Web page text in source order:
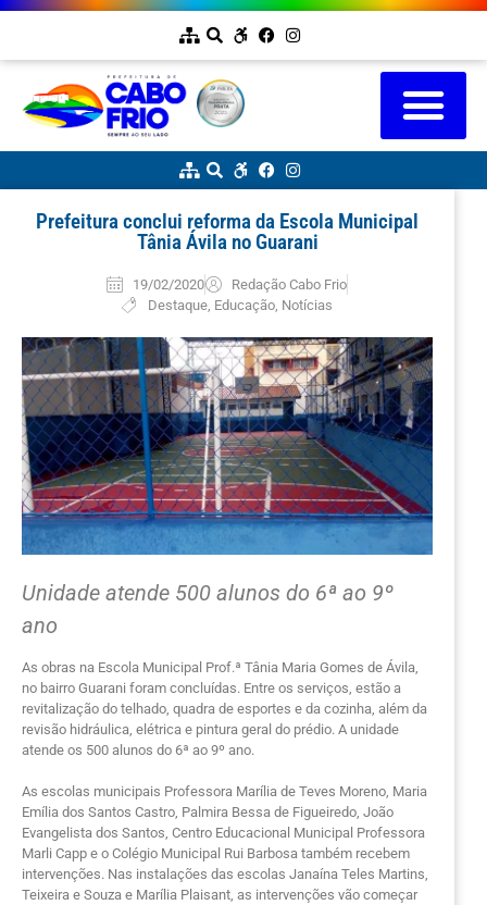
Prefeitura conclui reforma da Escola Municipal
Tânia Ávila no Guarani
19/02/2020
Redação Cabo Frio
Destaque, Educação, Notícias
Unidade atende 500 alunos do 6ª ao 9º
ano
As obras na Escola Municipal Prof.ª Tânia Maria Gomes de Ávila,
no bairro Guarani foram concluídas. Entre os serviços, estão a
revitalização do telhado, quadra de esportes e da cozinha, além da
revisão hidráulica, elétrica e pintura geral do prédio. A unidade
atende os 500 alunos do 6ª ao 9º ano.
As escolas municipais Professora Marília de Teves Moreno, Maria
Emília dos Santos Castro, Palmira Bessa de Figueiredo, João
Evangelista dos Santos, Centro Educacional Municipal Professora
Marli Capp e o Colégio Municipal Rui Barbosa também recebem
intervenções. Nas instalações das escolas Janaína Teles Martins,
Teixeira e Souza e Marília Plaisant, as intervenções vão começar